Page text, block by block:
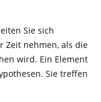
Sie sich
Zeit nehmen, als die
wird. Ein Element
Sie treffen